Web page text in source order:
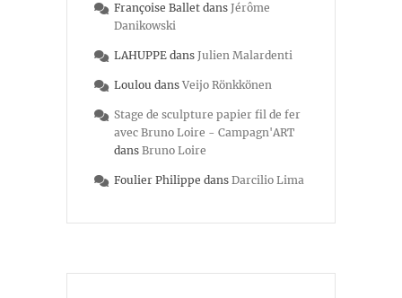
Françoise Ballet dans Jérôme
Danikowski
LAHUPPE dans Julien Malardenti
Loulou dans Veijo Rönkkönen
Stage de sculpture papier fil de fer
avec Bruno Loire - Campagn'ART
dans Bruno Loire
Foulier Philippe dans Darcilio Lima